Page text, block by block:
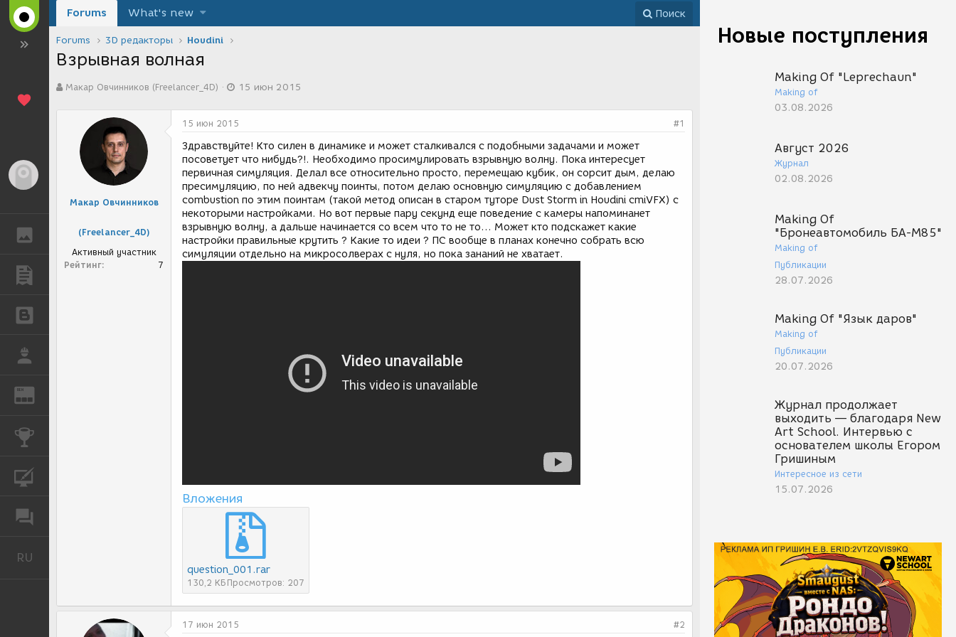
ГАЛЕРЕЯ
REN
RU
Новые поступления
Making Of "Leprechaun"
Making of
03.08.2026
Август 2026
Журнал
02.08.2026
Making Of
"Бронеавтомобиль БА-М85"
Making of
Публикации
28.07.2026
Making Of "Язык даров"
Making of
Публикации
20.07.2026
Журнал продолжает
выходить — благодаря New
Art School. Интервью с
основателем школы Егором
Гришиным
Интересное из сети
15.07.2026
Forums What's new Поиск
Forums 3D редакторы Houdini
Взрывная волная
в
Макар Овчинников (Freelancer_4D)
а
с
о
з
н
и
я
15 июн 2015
Макар Овчинников
(Freelancer_4D)
Активный участник
Рейтинг
7
15 июн 2015 #1
Здравствуйте! Кто силен в динамике и может сталкивался с подобными задачами и может
посоветует что нибудь?!. Необходимо просимулировать взрывную волну. Пока интересует
первичная симуляция. Делал все относительно просто, перемещаю кубик, он сорсит дым, делаю
пресимуляцию, по ней адвекчу поинты, потом делаю основную симуляцию с добавлением
combustion по этим поинтам (такой метод описан в старом туторе Dust Storm in Houdini cmiVFX) с
некоторыми настройками. Но вот первые пару секунд еще поведение с камеры напоминанет
взрывную волну, а дальше начинается со всем что то не то... Может кто подскажет какие
настройки правильные крутить ? Какие то идеи ? ПС вообще в планах конечно собрать всю
симуляции отдельно на микросолверах с нуля, но пока зананий не хватает.
Вложения
question_001.rar
130,2 КБ Просмотров: 207
17 июн 2015 #2